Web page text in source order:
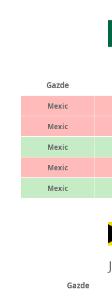
Gazde
Mexic
Mexic
Mexic
Mexic
Mexic
Gazde